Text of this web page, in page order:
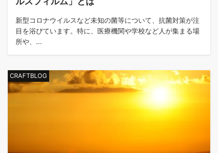
新型コロナウイルスなど未知の菌等について、抗菌対策が注
目を浴びています。特に、医療機関や学校など人が集まる場
所や、...
CRAFTBLOG